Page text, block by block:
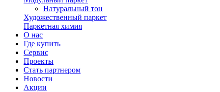
Натуральный тон
Художественный паркет
Паркетная химия
О нас
Где купить
Сервис
Проекты
Стать партнером
Новости
Акции